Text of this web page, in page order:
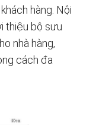
hàng. Nội
thiệu bộ sưu
nhà hàng,
cách đa